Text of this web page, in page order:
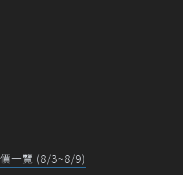
一覽 (8/3~8/9)